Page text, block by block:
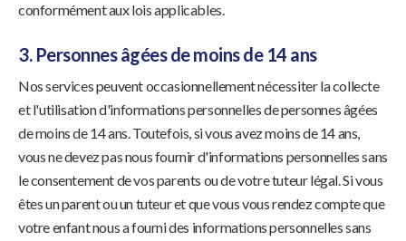
conformément aux lois applicables.
3. Personnes âgées de moins de 14 ans
Nos services peuvent occasionnellement nécessiter la collecte
et l'utilisation d'informations personnelles de personnes âgées
de moins de 14 ans. Toutefois, si vous avez moins de 14 ans,
vous ne devez pas nous fournir d'informations personnelles sans
le consentement de vos parents ou de votre tuteur légal. Si vous
êtes un parent ou un tuteur et que vous vous rendez compte que
votre enfant nous a fourni des informations personnelles sans